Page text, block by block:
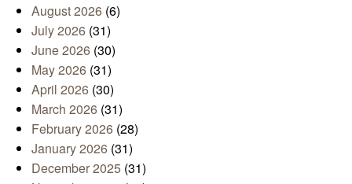
August 2026 (6)
July 2026 (31)
June 2026 (30)
May 2026 (31)
April 2026 (30)
March 2026 (31)
February 2026 (28)
January 2026 (31)
December 2025 (31)